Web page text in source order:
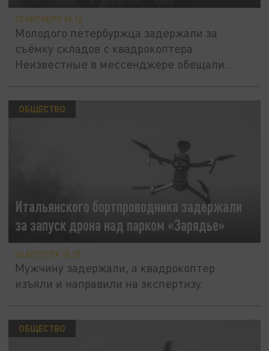
03 ОКТЯБРЯ 14:12
Молодого петербуржца задержали за
съёмку складов с квадрокоптера.
Неизвестные в мессенджере обещали
Итальянского бортпроводника задержали
за запуск дрона над парком «Зарядье»
ОБЩЕСТВО
06 АВГУСТА 15:10
Мужчину задержали, а квадрокоптер
изъяли и направили на экспертизу.
ОБЩЕСТВО